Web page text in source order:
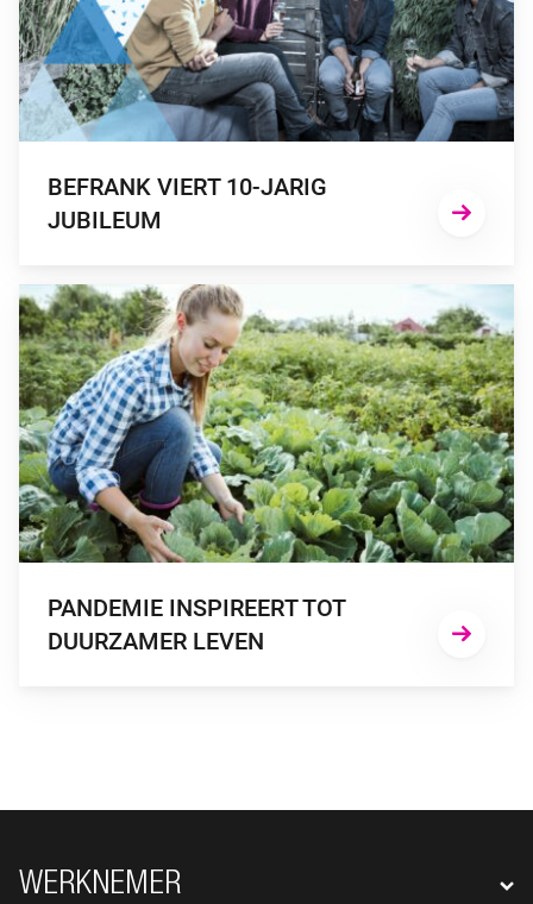
BEFRANK VIERT 10-JARIG
JUBILEUM
GA NAAR “PANDEMIE INSPIREERT TOT DUURZAMER LEVEN”
PANDEMIE INSPIREERT TOT
DUURZAMER LEVEN
FOOTER NAVIGATIE
WERKNEMER